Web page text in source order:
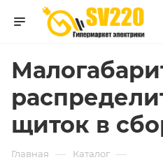
щиток в
Главная — Каталог —